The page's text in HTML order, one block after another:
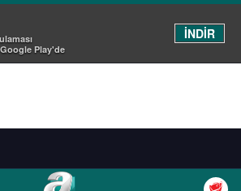
Play'de
İNDİR